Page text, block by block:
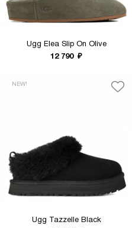
Ugg Elea Slip On Olive
12 790 ₽
NEW!
Ugg Tazzelle Black